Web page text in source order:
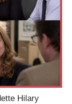
Hilary